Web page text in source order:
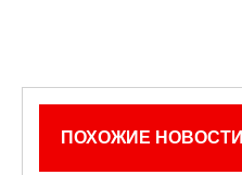
ПОХОЖИЕ НОВОСТИ